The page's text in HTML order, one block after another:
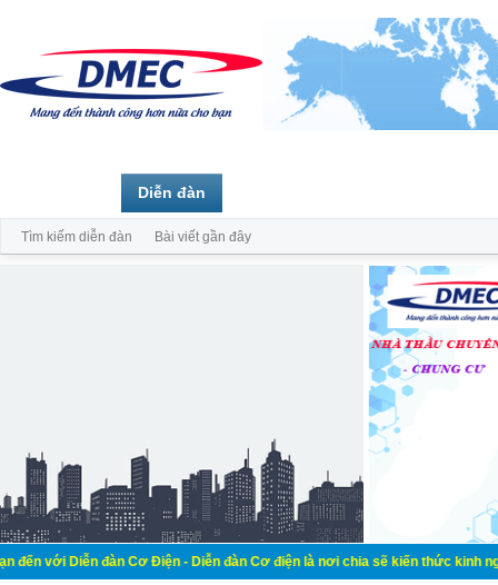
đàn Cơ Điện - Diễn đàn Cơ điện là nơi chia sẽ kiến thức kinh nghiệm
Diễn đàn
Tìm kiếm diễn đàn Bài viết gần đây